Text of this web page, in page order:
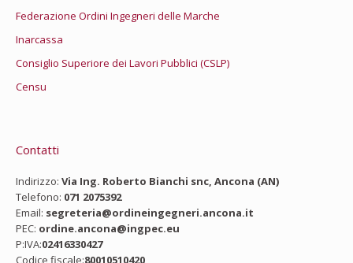
Federazione Ordini Ingegneri delle Marche
Inarcassa
Consiglio Superiore dei Lavori Pubblici (CSLP)
Censu
Contatti
Indirizzo: Via Ing. Roberto Bianchi snc, Ancona (AN)
Telefono: 071 2075392
Email: segreteria@ordineingegneri.ancona.it
PEC: ordine.ancona@ingpec.eu
P:IVA:02416330427
Codice fiscale:80010510420